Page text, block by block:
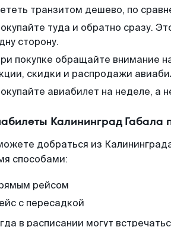
транзитом дешево, по
туда и обратно сразу.
сторону.
покупке обращайте внимание
скидки и распродажи
авиабилет на неделе, а
Калининград
добраться из
способами:
рейсом
с пересадкой
в расписании могут